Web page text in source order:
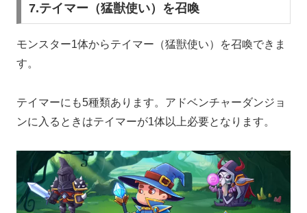
7.テイマー（猛獣使い）を召喚
モンスター1体からテイマー（猛獣使い）を召喚できま
す。
テイマーにも5種類あります。アドベンチャーダンジョ
ンに入るときはテイマーが1体以上必要となります。